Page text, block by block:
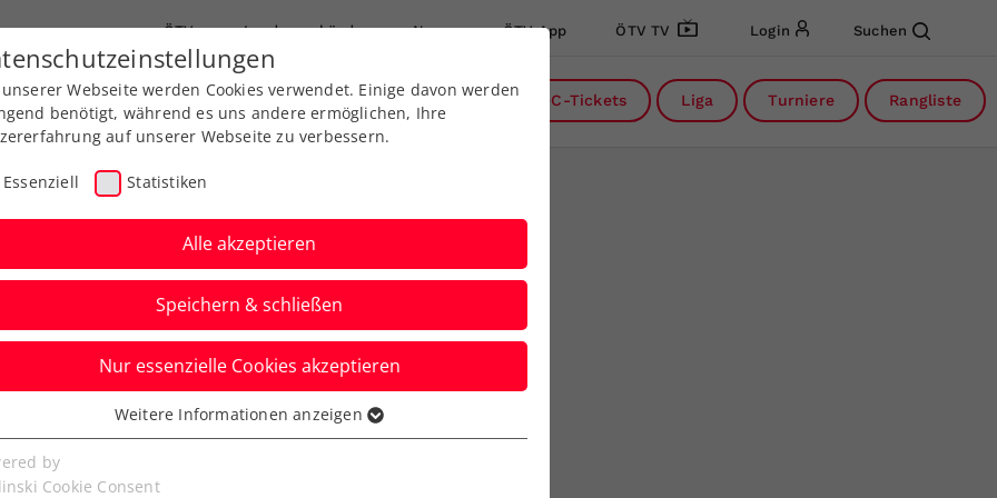
ÖTV Landesverbände News ÖTV App ÖTV TV Login Suchen
Ausbildung Services Über uns DC-Tickets Liga Turniere Rangliste
Paszek kämpft sich
Webseite werden Cookies verwendet. Einige davon werden
benötigt, während es uns andere ermöglichen, Ihre
auf unserer Webseite zu verbessern.
Essenziell Statistiken
Alle akzeptieren
Speichern & schließen
Nur essenzielle Cookies akzeptieren
Cookies werden für grundlegende Funktionen der
benötigt. Dadurch ist gewährleistet, dass die Webseite
Weitere Informationen anzeigen
by
Cookie Consent